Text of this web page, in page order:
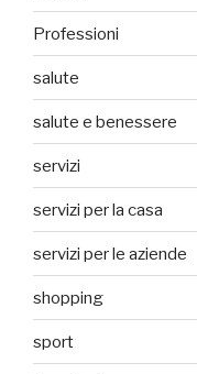
Professioni
salute
salute e benessere
servizi
servizi per la casa
servizi per le aziende
shopping
sport